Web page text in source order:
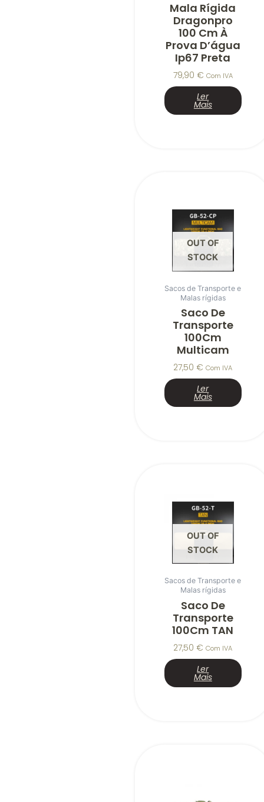
Mala Rígida
Dragonpro
100 Cm À
Prova D’água
Ip67 Preta
79,90 € Com IVA
Ler
Mais
OUT OF
STOCK
Sacos de Transporte e
Malas rígidas
Saco De
Transporte
100Cm
Multicam
27,50€ Com IVA
Ler
Mais
OUT OF
STOCK
Sacos de Transporte e
Malas rígidas
Saco De
Transporte
100Cm TAN
27,50€ Com IVA
Ler
Mais